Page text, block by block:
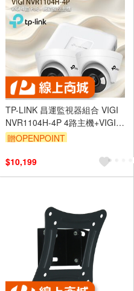
TP-LINK 昌運監視器組合 VIGI
NVR1104H-4P 4路主機+VIGI
C450 5MP 網路攝影機*2
贈OPENPOINT
$10,199